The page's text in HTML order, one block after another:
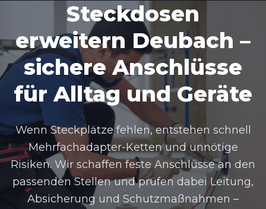
Steckdosen
erweitern Deubach –
sichere Anschlüsse
für Alltag und Geräte
Wenn Steckplätze fehlen, entstehen schnell
Mehrfachadapter-Ketten und unnötige
Risiken. Wir schaffen feste Anschlüsse an den
passenden Stellen und prüfen dabei Leitung,
Absicherung und Schutzmaßnahmen –